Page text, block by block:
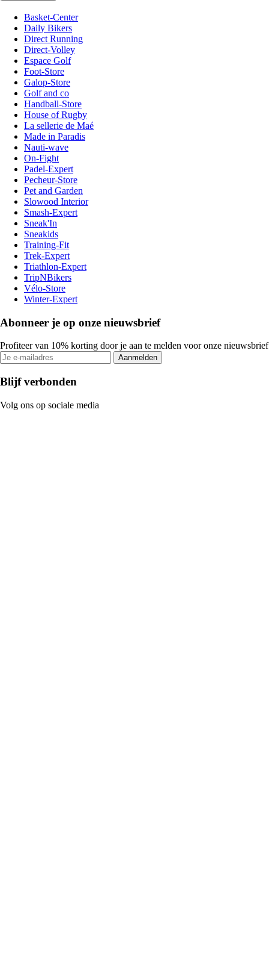
Basket-Center
Daily Bikers
Direct Running
Direct-Volley
Espace Golf
Foot-Store
Galop-Store
Golf and co
Handball-Store
House of Rugby
La sellerie de Maé
Made in Paradis
Nauti-wave
On-Fight
Padel-Expert
Pecheur-Store
Pet and Garden
Slowood Interior
Smash-Expert
Sneak'In
Sneakids
Training-Fit
Trek-Expert
Triathlon-Expert
TripNBikers
Vélo-Store
Winter-Expert
Abonneer je op onze nieuwsbrief
Profiteer van 10% korting door je aan te melden voor onze nieuwsbrief
Aanmelden
Blijf verbonden
Volg ons op sociale media